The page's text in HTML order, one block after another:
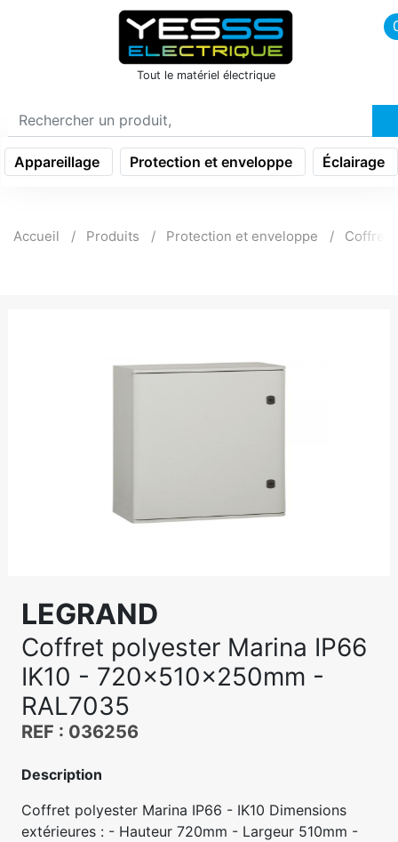
icon menu burger
Tout le matériel électrique
Appareillage Protection et enveloppe Éclairage
Accueil Produits Protection et enveloppe Coffret
LEGRAND
Coffret polyester Marina IP66
IK10 - 720x510x250mm -
RAL7035
REF : 036256
Description
Coffret polyester Marina IP66 - IK10 Dimensions
extérieures : - Hauteur 720mm - Largeur 510mm -